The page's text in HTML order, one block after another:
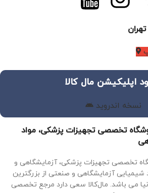
اپلیکیشن مال کالا
نسخه اندروید
تخصصی تجهیزات پزشکی، مواد
تخصصی تجهیزات پزشکی، آزمایشگاهی و
شیمیایی آزمایشگاهی و صنعتی از بزرگترین
می باشد. مال‌کالا سعی دارد مرجع تخصصی